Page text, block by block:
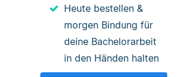
Heute bestellen &
morgen Bindung für
deine Bachelorarbeit
in den Händen halten